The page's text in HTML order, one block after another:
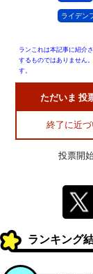
ライデン
ランこれは本記事に紹介
するものではありません
す。
ただいま 投
終了に近
投票開
ランキング